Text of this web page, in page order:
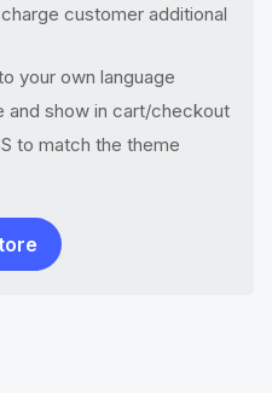
customer additional
your own language
and show in cart/checkout
to match the theme